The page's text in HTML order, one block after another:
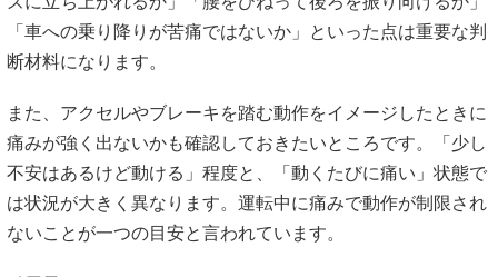
「車への乗り降りが苦痛ではないか」といった点は重要な判
断材料になります。
また、アクセルやブレーキを踏む動作をイメージしたときに
痛みが強く出ないかも確認しておきたいところです。「少し
不安はあるけど動ける」程度と、「動くたびに痛い」状態で
は状況が大きく異なります。運転中に痛みで動作が制限され
ないことが一つの目安と言われています。